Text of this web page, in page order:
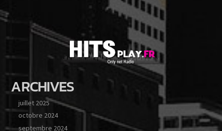
ARCHIVES
juillet 2025
octobre 2024
septembre 2024